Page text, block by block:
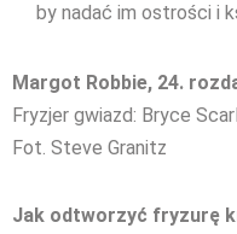
by nadać im ostrości i
Margot Robbie, 24.
Fryzjer gwiazd: Bryce
Fot. Steve Granitz
Jak odtworzyć fryzurę